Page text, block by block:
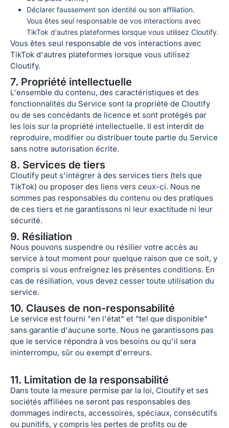
Déclarer faussement son identité ou son affiliation.
Vous êtes seul responsable de vos interactions avec
TikTok d'autres plateformes lorsque vous utilisez Cloutify.
Vous êtes seul responsable de vos interactions avec
TikTok d'autres plateformes lorsque vous utilisez
Cloutify.
7. Propriété intellectuelle
L'ensemble du contenu, des caractéristiques et des
fonctionnalités du Service sont la propriété de Cloutify
ou de ses concédants de licence et sont protégés par
les lois sur la propriété intellectuelle. Il est interdit de
reproduire, modifier ou distribuer toute partie du Service
sans notre autorisation écrite.
8. Services de tiers
Cloutify peut s'intégrer à des services tiers (tels que
TikTok) ou proposer des liens vers ceux-ci. Nous ne
sommes pas responsables du contenu ou des pratiques
de ces tiers et ne garantissons ni leur exactitude ni leur
sécurité.
9. Résiliation
Nous pouvons suspendre ou résilier votre accès au
service à tout moment pour quelque raison que ce soit, y
compris si vous enfreignez les présentes conditions. En
cas de résiliation, vous devez cesser toute utilisation du
service.
10. Clauses de non-responsabilité
Le service est fourni "en l'état" et "tel que disponible"
sans garantie d'aucune sorte. Nous ne garantissons pas
que le service répondra à vos besoins ou qu'il sera
ininterrompu, sûr ou exempt d'erreurs.
11. Limitation de la responsabilité
Dans toute la mesure permise par la loi, Cloutify et ses
sociétés affiliées ne seront pas responsables des
dommages indirects, accessoires, spéciaux, consécutifs
ou punitifs, y compris les pertes de profits ou de